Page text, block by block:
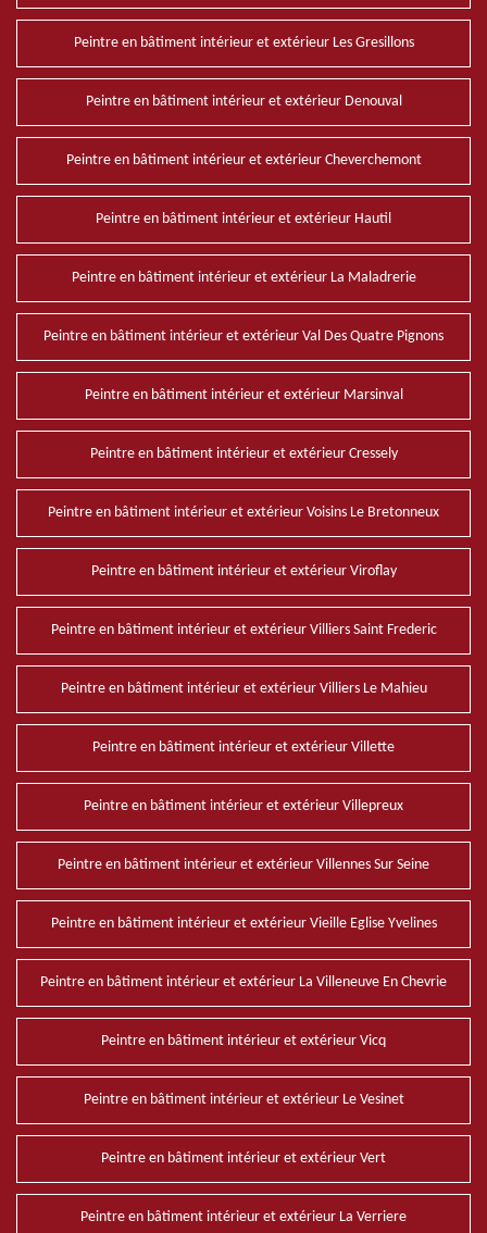
Peintre en bâtiment intérieur et extérieur Les Gresillons
Peintre en bâtiment intérieur et extérieur Denouval
Peintre en bâtiment intérieur et extérieur Cheverchemont
Peintre en bâtiment intérieur et extérieur Hautil
Peintre en bâtiment intérieur et extérieur La Maladrerie
Peintre en bâtiment intérieur et extérieur Val Des Quatre Pignons
Peintre en bâtiment intérieur et extérieur Marsinval
Peintre en bâtiment intérieur et extérieur Cressely
Peintre en bâtiment intérieur et extérieur Voisins Le Bretonneux
Peintre en bâtiment intérieur et extérieur Viroflay
Peintre en bâtiment intérieur et extérieur Villiers Saint Frederic
Peintre en bâtiment intérieur et extérieur Villiers Le Mahieu
Peintre en bâtiment intérieur et extérieur Villette
Peintre en bâtiment intérieur et extérieur Villepreux
Peintre en bâtiment intérieur et extérieur Villennes Sur Seine
Peintre en bâtiment intérieur et extérieur Vieille Eglise Yvelines
Peintre en bâtiment intérieur et extérieur La Villeneuve En Chevrie
Peintre en bâtiment intérieur et extérieur Vicq
Peintre en bâtiment intérieur et extérieur Le Vesinet
Peintre en bâtiment intérieur et extérieur Vert
Peintre en bâtiment intérieur et extérieur La Verriere